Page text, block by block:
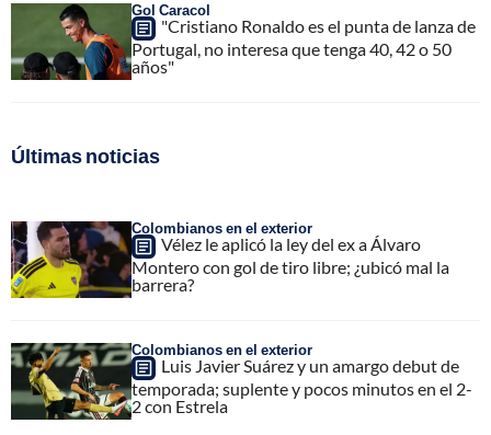
Gol Caracol
"Cristiano Ronaldo es el punta de lanza de
Portugal, no interesa que tenga 40, 42 o 50
años"
Últimas noticias
Colombianos en el exterior
Vélez le aplicó la ley del ex a Álvaro
Montero con gol de tiro libre; ¿ubicó mal la
barrera?
Colombianos en el exterior
Luis Javier Suárez y un amargo debut de
temporada; suplente y pocos minutos en el 2-
2 con Estrela